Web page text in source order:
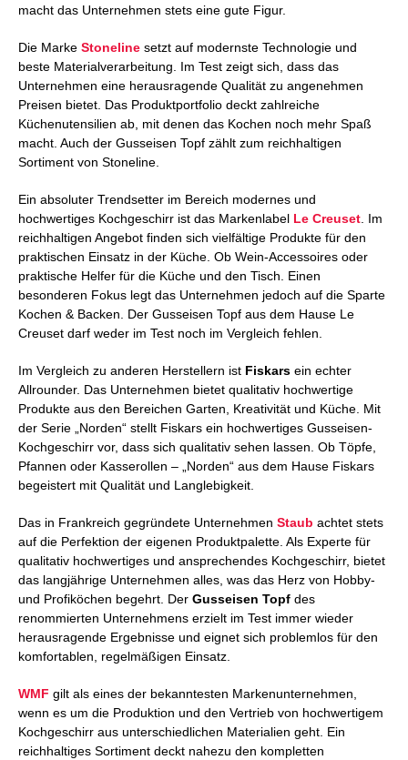
macht das Unternehmen stets eine gute Figur.
Die Marke Stoneline setzt auf modernste Technologie und
beste Materialverarbeitung. Im Test zeigt sich, dass das
Unternehmen eine herausragende Qualität zu angenehmen
Preisen bietet. Das Produktportfolio deckt zahlreiche
Küchenutensilien ab, mit denen das Kochen noch mehr Spaß
macht. Auch der Gusseisen Topf zählt zum reichhaltigen
Sortiment von Stoneline.
Ein absoluter Trendsetter im Bereich modernes und
hochwertiges Kochgeschirr ist das Markenlabel Le Creuset. Im
reichhaltigen Angebot finden sich vielfältige Produkte für den
praktischen Einsatz in der Küche. Ob Wein-Accessoires oder
praktische Helfer für die Küche und den Tisch. Einen
besonderen Fokus legt das Unternehmen jedoch auf die Sparte
Kochen & Backen. Der Gusseisen Topf aus dem Hause Le
Creuset darf weder im Test noch im Vergleich fehlen.
Im Vergleich zu anderen Herstellern ist Fiskars ein echter
Allrounder. Das Unternehmen bietet qualitativ hochwertige
Produkte aus den Bereichen Garten, Kreativität und Küche. Mit
der Serie „Norden“ stellt Fiskars ein hochwertiges Gusseisen-
Kochgeschirr vor, dass sich qualitativ sehen lassen. Ob Töpfe,
Pfannen oder Kasserollen – „Norden“ aus dem Hause Fiskars
begeistert mit Qualität und Langlebigkeit.
Das in Frankreich gegründete Unternehmen Staub achtet stets
auf die Perfektion der eigenen Produktpalette. Als Experte für
qualitativ hochwertiges und ansprechendes Kochgeschirr, bietet
das langjährige Unternehmen alles, was das Herz von Hobby-
und Profiköchen begehrt. Der Gusseisen Topf des
renommierten Unternehmens erzielt im Test immer wieder
herausragende Ergebnisse und eignet sich problemlos für den
komfortablen, regelmäßigen Einsatz.
WMF gilt als eines der bekanntesten Markenunternehmen,
wenn es um die Produktion und den Vertrieb von hochwertigem
Kochgeschirr aus unterschiedlichen Materialien geht. Ein
reichhaltiges Sortiment deckt nahezu den kompletten